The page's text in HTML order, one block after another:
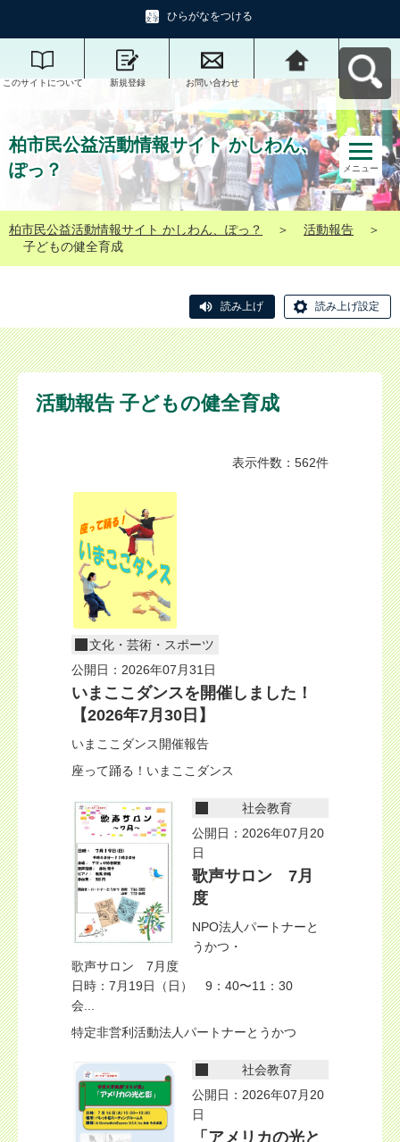
ひらがなをつける
このサイトについて 新規登録 お問い合わせ
柏市民公益活動情報
サイト かしわん、ぽ
っ？へ戻る
柏市民公益活動情報サイト かしわん、
ぽっ？
メニュー
柏市民公益活動情報サイト かしわん、ぽっ？ ＞ 活動報告
＞
子どもの健全育成
読み上げ 読み上げ設定
活動報告 子どもの健全育成
表示件数：562件
文化・芸術・スポーツ
公開日：2026年07月31日
いまここダンスを開催しました！
【2026年7月30日】
いまここダンス開催報告
座って踊る！いまここダンス
社会教育
公開日：2026年07月20
日
歌声サロン 7月
度
NPO法人パートナーと
うかつ・
歌声サロン 7月度
日時：7月19日（日） 9：40〜11：30
会...
特定非営利活動法人パートナーとうかつ
社会教育
公開日：2026年07月20
日
「アメリカの光と